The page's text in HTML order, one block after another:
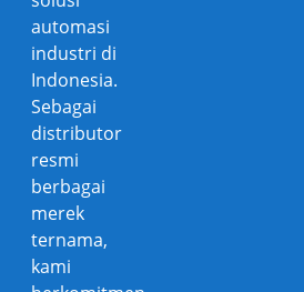
automasi
industri di
Indonesia.
Sebagai
distributor
resmi
berbagai
merek
ternama,
kami